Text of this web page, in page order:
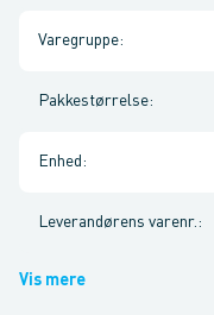
Varegruppe:
Pakkestørrelse:
Enhed :
Leverandørens varenr. :
Vis mere